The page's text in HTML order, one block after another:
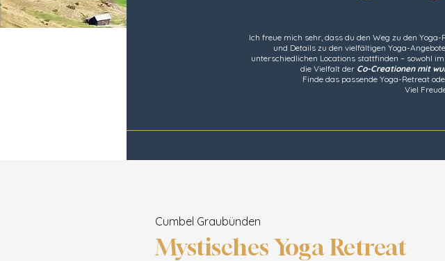
Ich freue mich sehr, dass du den Weg zu den
und Details zu den vielfältigen Yoga-
unterschiedlichen Locations stattfinden – sowohl
die Vielfalt der Co-Creationen mit
Finde das passende Yoga-Retreat
Viel
Cumbel Graubünden
Mystisches Yoga Retreat